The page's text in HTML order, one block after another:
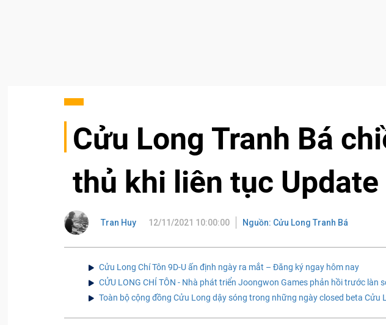
Cửu Long Tranh Bá
thủ khi liên tục
Tran Huy 12/11/2021 10:00:00 Nguồn: Cửu Long Tranh Bá
Cửu Long Chí Tôn 9D-U ấn định ngày ra mắt – Đăng ký ngay hôm nay
CỬU LONG CHÍ TÔN - Nhà phát triển Joongwon Games phản hồi trước làn
Toàn bộ cộng đồng Cửu Long dậy sóng trong những ngày closed beta Cửu